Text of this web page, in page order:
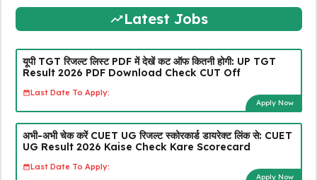
Latest Jobs
यूपी TGT रिजल्ट लिस्ट PDF में देखें कट ऑफ कितनी होगी: UP TGT
Result 2026 PDF Download Check CUT Off
Last Date To Apply:
Apply Now
अभी-अभी चेक करें CUET UG रिजल्ट स्कोरकार्ड डायरेक्ट लिंक से: CUET
UG Result 2026 Kaise Check Kare Scorecard
Last Date To Apply:
Apply Now